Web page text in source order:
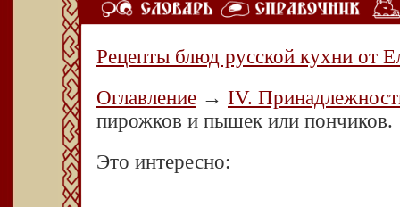
Рецепты блюд русской кухни от
Оглавление → IV.
пирожков и пышек или пончиков.
Это интересно: